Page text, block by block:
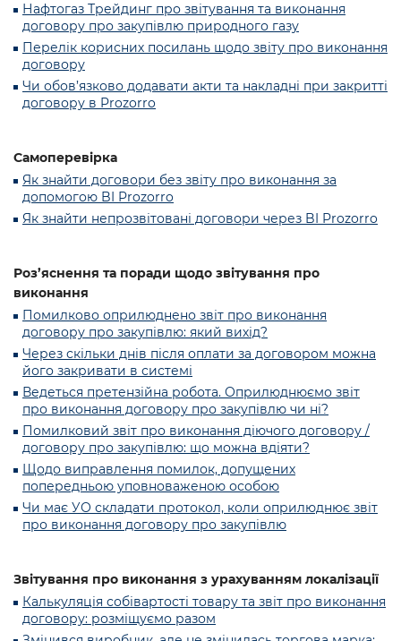
Нафтогаз Трейдинг про звітування та виконання
договору про закупівлю природного газу
Перелік корисних посилань щодо звіту про виконання
договору
Чи обов’язково додавати акти та накладні при закритті
договору в Prozorro
Самоперевірка
Як знайти договори без звіту про виконання за
допомогою BI Prozorro
Як знайти непрозвітовані договори через BI Prozorro
Роз’яснення та поради щодо звітування про
виконання
Помилково оприлюднено звіт про виконання
договору про закупівлю: який вихід?
Через скільки днів після оплати за договором можна
його закривати в системі
Ведеться претензійна робота. Оприлюднюємо звіт
про виконання договору про закупівлю чи ні?
Помилковий звіт про виконання діючого договору /
договору про закупівлю: що можна вдіяти?
Щодо виправлення помилок, допущених
попередньою уповноваженою особою
Чи має УО складати протокол, коли оприлюднює звіт
про виконання договору про закупівлю
Звітування про виконання з урахуванням локалізації
Калькуляція собівартості товару та звіт про виконання
договору: розміщуємо разом